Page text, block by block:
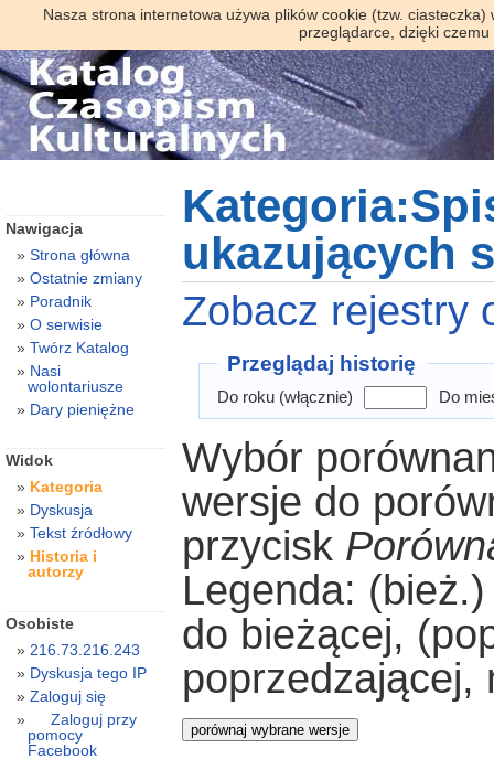
Nasza strona internetowa używa plików cookie (tzw.
przeglądarce, dzięki
ukazujących
Zobacz rejestry
Przeglądaj historię
Do roku (włącznie) Do
Wybór
wersje do
przycisk
Legenda:
do bieżącej,
poprzedzającej,
Nawigacja
Strona główna
Ostatnie zmiany
Poradnik
O serwisie
Twórz Katalog
Nasi
wolontariusze
Dary pieniężne
Widok
Kategoria
Dyskusja
Tekst źródłowy
Historia i
autorzy
Osobiste
216.73.216.243
Dyskusja tego IP
Zaloguj się
Zaloguj przy
pomocy
Facebook